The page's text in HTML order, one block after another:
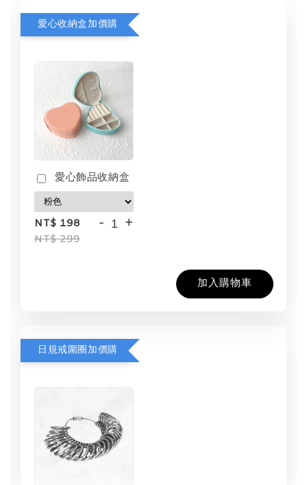
愛心收納盒加價購
愛心飾品收納盒
NT$ 198
NT$ 299
- +
加入購物車
日規戒圍圈加價購